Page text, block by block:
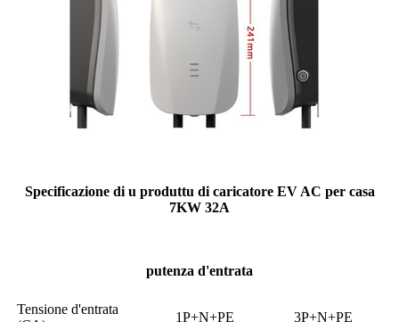
Specificazione di u produttu di caricatore EV AC per casa
7KW 32A
putenza d'entrata
Tensione d'entrata
1P+N+PE 3P+N+PE